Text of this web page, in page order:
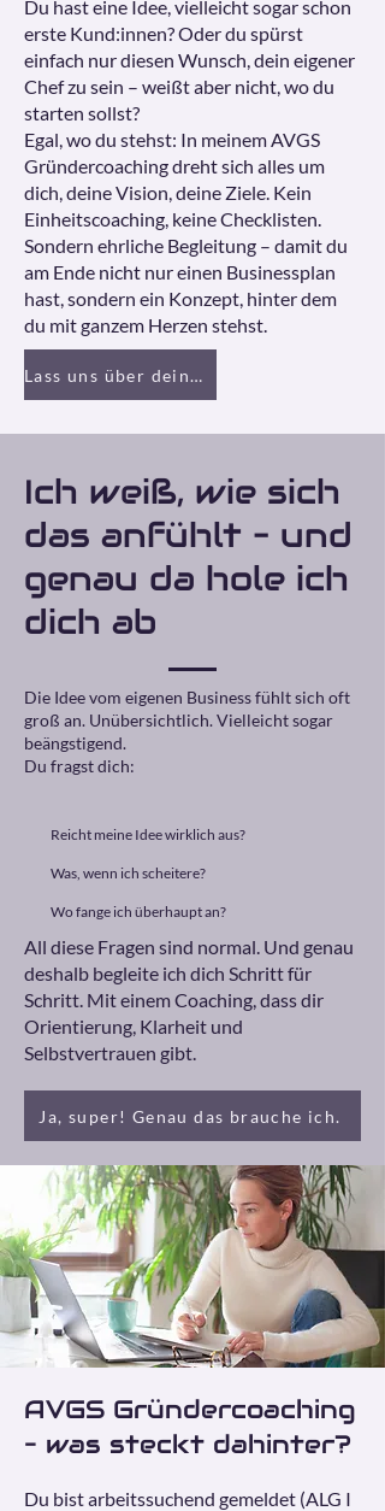
Du hast eine Idee, vielleicht sogar schon
erste Kund:innen? Oder du spürst
einfach nur diesen Wunsch, dein eigener
Chef zu sein – weißt aber nicht, wo du
starten sollst?
Egal, wo du stehst: In meinem AVGS
Gründercoaching dreht sich alles um
dich, deine Vision, deine Ziele. Kein
Einheitscoaching, keine Checklisten.
Sondern ehrliche Begleitung – damit du
am Ende nicht nur einen Businessplan
hast, sondern ein Konzept, hinter dem
du mit ganzem Herzen stehst.
Lass uns über deine Gründung sprechen
Ich weiß, wie sich
das anfühlt – und
genau da hole ich
dich ab
Die Idee vom eigenen Business fühlt sich oft
groß an. Unübersichtlich. Vielleicht sogar
beängstigend.
Du fragst dich:
Reicht meine Idee wirklich aus?
Was, wenn ich scheitere?
Wo fange ich überhaupt an?
All diese Fragen sind normal. Und genau
deshalb begleite ich dich Schritt für
Schritt. Mit einem Coaching, dass dir
Orientierung, Klarheit und
Selbstvertrauen gibt.
Ja, super! Genau das brauche ich.
AVGS Gründercoaching
– was steckt dahinter?
Du bist arbeitssuchend gemeldet (ALG I